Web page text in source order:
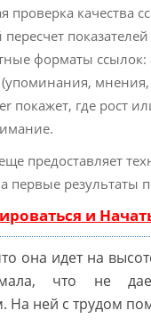
проверка качества
показателей
форматы
мнения,
покажет, где рост
предоставляет
а первые
и
она идет на
что не
На ней с трудом